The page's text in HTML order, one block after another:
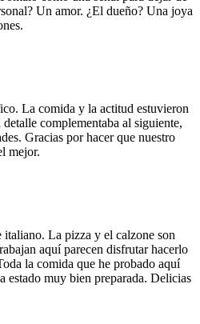
Un amor. ¿El dueño? Una joya
La comida y la actitud estuvieron
complementaba al siguiente,
Gracias por hacer que nuestro
mejor.
italiano. La pizza y el calzone son
aquí parecen disfrutar hacerlo
la comida que he probado aquí
estado muy bien preparada. Delicias